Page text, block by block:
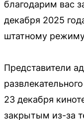
благодарим вас
декабря 2025
штатному
Представители
23 декабря
закрытым из-за